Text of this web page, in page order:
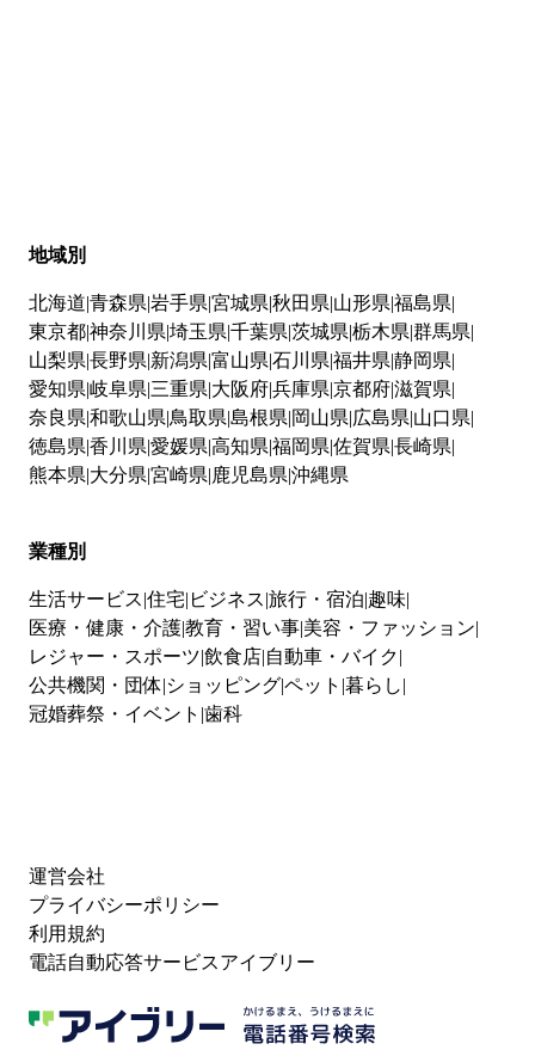
地域別
北海道 青森県 岩手県 宮城県 秋田県 山形県 福島県
東京都神奈川県 埼玉県 千葉県 茨城県 栃木県 群馬県
山梨県 長野県 新潟県 富山県 石川県 福井県 静岡県
愛知県 岐阜県 三重県 大阪府兵庫県 京都府滋賀県
奈良県 和歌山県 鳥取県 島根県 岡山県 広島県 山口県
徳島県 香川県 愛媛県 高知県 福岡県 佐賀県 長崎県
熊本県 大分県 宮崎県 鹿児島県 沖縄県
業種別
生活サービス 住宅 ビジネス 旅行・宿泊 趣味
医療・健康・介護教育・習い事 美容・ファッション
レジャー・スポーツ 飲食店 自動車・バイク
公共機関・団体 ショッピングペット 暮らし
冠婚葬祭・イベント 歯科
運営会社
プライバシーポリシー
利用規約
電話自動応答サービスアイブリー